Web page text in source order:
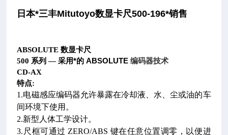
日本*三丰Mitutoyo数显卡尺500-196*销售
ABSOLUTE数显卡尺
500 系列 —采用*的 ABSOLUTE编码器技术
CD-AX
特点:
1.电磁感应编码器允许暴露在冷却液、水、尘或油的车
间环境下使用。
2.新型人体工学设计。
3. 尺框可通过 ZERO/ABS 键在任意位置调零，以便进